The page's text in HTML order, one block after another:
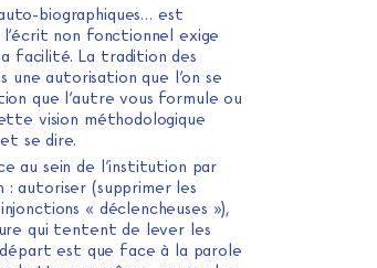
biographiques… est
non fonctionnel exige
facilité. La tradition des
autorisation que l’on se
que l’autre vous formule ou
vision méthodologique
se dire.
au sein de l’institution par
autoriser (supprimer les
« déclencheuses »),
qui tentent de lever les
est que face à la parole